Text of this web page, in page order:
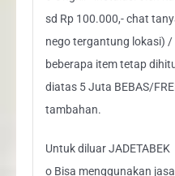
sd Rp 100.000,- chat
nego tergantung lokasi)
beberapa item tetap
diatas 5 Juta BEBAS/
tambahan.
Untuk diluar JADETABEK
o Bisa menggunakan